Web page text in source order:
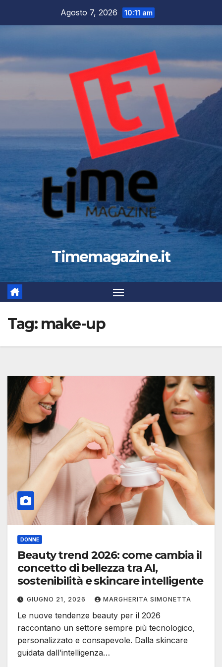
Agosto 7, 2026 10:11 am
Timemagazine.it
Tag: make-up
DONNE
Beauty trend 2026: come cambia il
concetto di bellezza tra AI,
sostenibilità e skincare intelligente
GIUGNO 21, 2026 MARGHERITA SIMONETTA
Le nuove tendenze beauty per il 2026
raccontano un settore sempre più tecnologico,
personalizzato e consapevole. Dalla skincare
guidata dall’intelligenza…